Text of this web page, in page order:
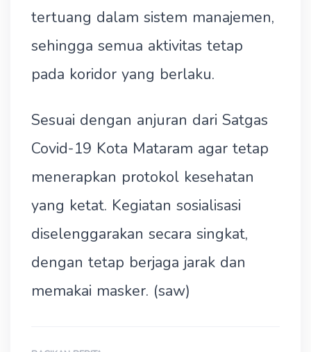
tertuang dalam sistem manajemen,
sehingga semua aktivitas tetap
pada koridor yang berlaku.
Sesuai dengan anjuran dari Satgas
Covid-19 Kota Mataram agar tetap
menerapkan protokol kesehatan
yang ketat. Kegiatan sosialisasi
diselenggarakan secara singkat,
dengan tetap berjaga jarak dan
memakai masker. (saw)